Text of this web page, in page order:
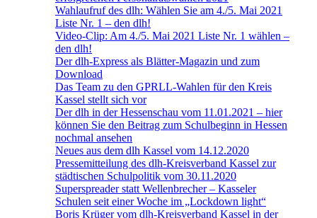
Wahlaufruf des dlh: Wählen Sie am 4./5. Mai 2021
Liste Nr. 1 – den dlh!
Video-Clip: Am 4./5. Mai 2021 Liste Nr. 1 wählen –
den dlh!
Der dlh-Express als Blätter-Magazin und zum
Download
Das Team zu den GPRLL-Wahlen für den Kreis
Kassel stellt sich vor
Der dlh in der Hessenschau vom 11.01.2021 – hier
können Sie den Beitrag zum Schulbeginn in Hessen
nochmal ansehen
Neues aus dem dlh Kassel vom 14.12.2020
Pressemitteilung des dlh-Kreisverband Kassel zur
städtischen Schulpolitik vom 30.11.2020
Superspreader statt Wellenbrecher – Kasseler
Schulen seit einer Woche im „Lockdown light“
Boris Krüger vom dlh-Kreisverband Kassel in der